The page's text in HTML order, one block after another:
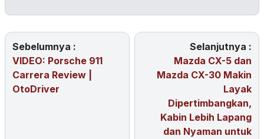
Sebelumnya :
VIDEO: Porsche 911
Carrera Review |
OtoDriver
Selanjutnya :
Mazda CX-5 dan
Mazda CX-30 Makin
Layak
Dipertimbangkan,
Kabin Lebih Lapang
dan Nyaman untuk